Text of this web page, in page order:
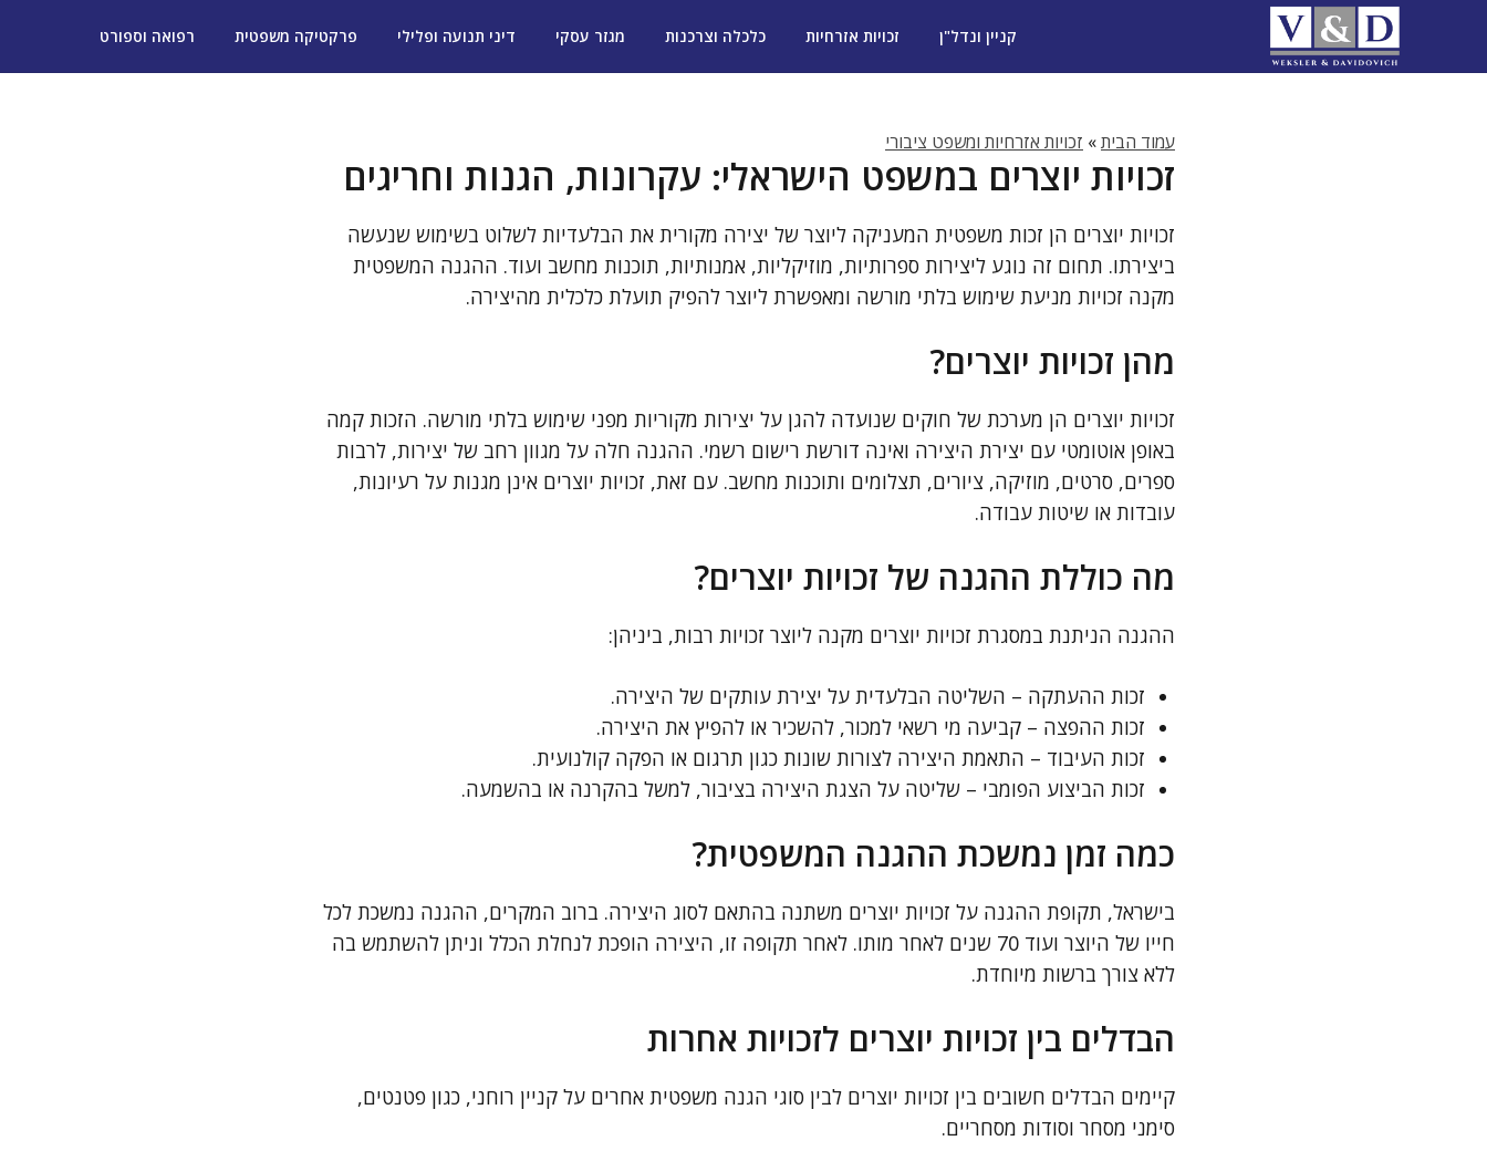
קניין ונדל"ן זכויות אזרחיות כלכלה וצרכנות מגזר עסקי דיני תנועה ופלילי פרקטיקה משפטית רפואה וספורט
עמוד הבית» זכויות אזרחיות ומשפט ציבורי
זכויות יוצרים במשפט הישראלי: עקרונות, הגנות וחריגים
זכויות יוצרים הן זכות משפטית המעניקה ליוצר של יצירה מקורית את הבלעדיות לשלוט בשימוש שנעשה
ביצירתו. תחום זה נוגע ליצירות ספרותיות, מוזיקליות, אמנותיות, תוכנות מחשב ועוד. ההגנה המשפטית
מקנה זכויות מניעת שימוש בלתי מורשה ומאפשרת ליוצר להפיק תועלת כלכלית מהיצירה.
מהן זכויות יוצרים?
זכויות יוצרים הן מערכת של חוקים שנועדה להגן על יצירות מקוריות מפני שימוש בלתי מורשה. הזכות קמה
באופן אוטומטי עם יצירת היצירה ואינה דורשת רישום רשמי. ההגנה חלה על מגוון רחב של יצירות, לרבות
ספרים, סרטים, מוזיקה, ציורים, תצלומים ותוכנות מחשב. עם זאת, זכויות יוצרים אינן מגנות על רעיונות,
עובדות או שיטות עבודה.
מה כוללת ההגנה של זכויות יוצרים?
ההגנה הניתנת במסגרת זכויות יוצרים מקנה ליוצר זכויות רבות, ביניהן:
זכות ההעתקה – השליטה הבלעדית על יצירת עותקים של היצירה.
זכות ההפצה – קביעה מי רשאי למכור, להשכיר או להפיץ את היצירה.
זכות העיבוד – התאמת היצירה לצורות שונות כגון תרגום או הפקה קולנועית.
זכות הביצוע הפומבי – שליטה על הצגת היצירה בציבור, למשל בהקרנה או בהשמעה.
כמה זמן נמשכת ההגנה המשפטית?
בישראל, תקופת ההגנה על זכויות יוצרים משתנה בהתאם לסוג היצירה. ברוב המקרים, ההגנה נמשכת לכל
חייו של היוצר ועוד 70 שנים לאחר מותו. לאחר תקופה זו, היצירה הופכת לנחלת הכלל וניתן להשתמש בה
ללא צורך ברשות מיוחדת.
הבדלים בין זכויות יוצרים לזכויות אחרות
קיימים הבדלים חשובים בין זכויות יוצרים לבין סוגי הגנה משפטית אחרים על קניין רוחני, כגון פטנטים,
סימני מסחר וסודות מסחריים.